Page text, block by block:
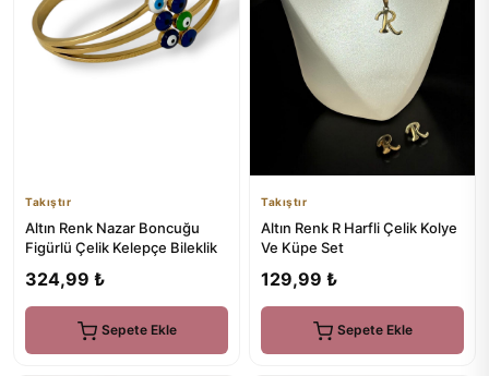
Takıştır
Altın Renk Nazar Boncuğu
Figürlü Çelik Kelepçe Bileklik
324,99 ₺
Sepete Ekle
Takıştır
Altın Renk R Harfli Çelik Kolye
Ve Küpe Set
129,99 ₺
Sepete Ekle